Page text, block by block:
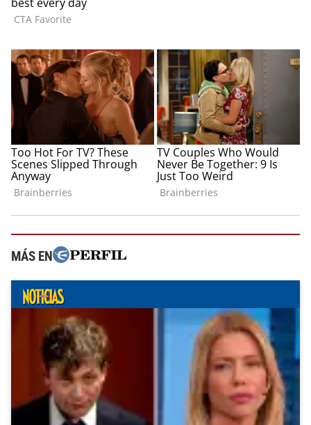
MÁS EN